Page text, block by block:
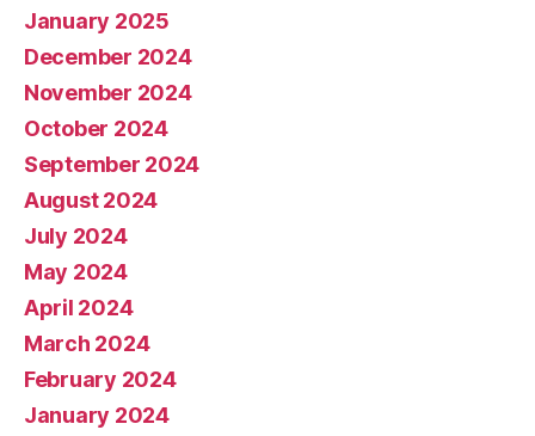
January 2025
December 2024
November 2024
October 2024
September 2024
August 2024
July 2024
May 2024
April 2024
March 2024
February 2024
January 2024